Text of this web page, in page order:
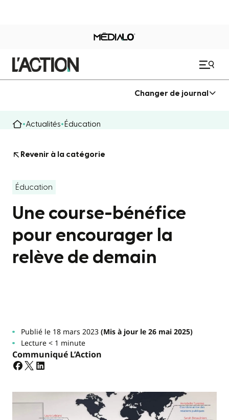
Changer de journal
Actualités Éducation
Revenir à la catégorie
Éducation
Une course-bénéfice
pour encourager la
relève de demain
Publié le 18 mars 2023(Mis à jour le 26 mai 2025)
Lecture < 1 minute
Communiqué L’Action